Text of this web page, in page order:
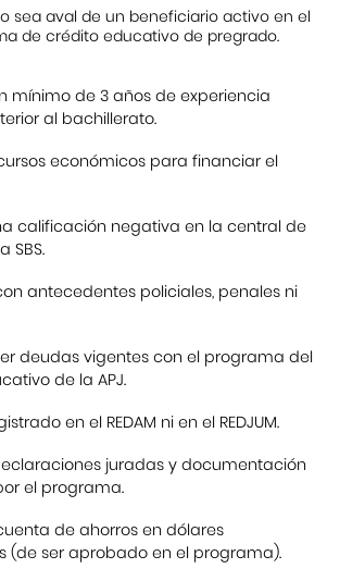
sea aval de un beneficiario activo en el
de crédito educativo de pregrado.
mínimo de 3 años de experiencia
al bachillerato.
económicos para financiar el
calificación negativa en la central de
SBS.
antecedentes policiales, penales ni
deudas vigentes con el programa del
de la APJ.
en el REDAM ni en el REDJUM.
juradas y documentación
el programa.
de ahorros en dólares
(de ser aprobado en el programa).